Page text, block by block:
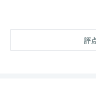
評